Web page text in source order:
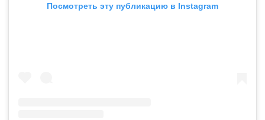
Посмотреть эту публикацию в Instagram